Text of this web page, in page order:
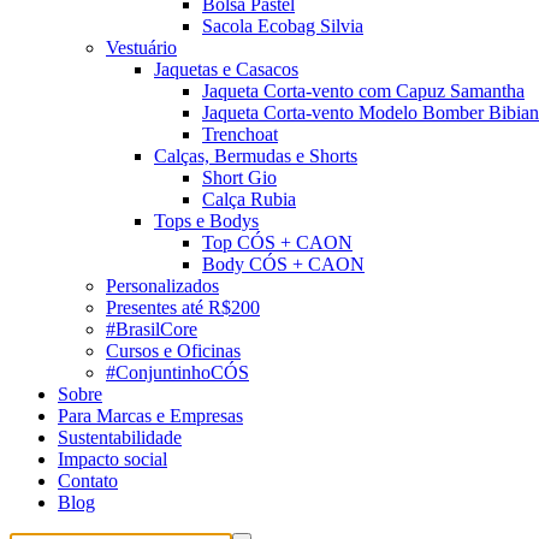
Bolsa Pastel
Sacola Ecobag Silvia
Vestuário
Jaquetas e Casacos
Jaqueta Corta-vento com Capuz Samantha
Jaqueta Corta-vento Modelo Bomber
Trenchoat
Calças, Bermudas e Shorts
Short Gio
Calça Rubia
Tops e Bodys
Top CÓS + CAON
Body CÓS + CAON
Personalizados
Presentes até R$200
#BrasilCore
Cursos e Oficinas
#ConjuntinhoCÓS
Sobre
Para Marcas e Empresas
Sustentabilidade
Impacto social
Contato
Blog